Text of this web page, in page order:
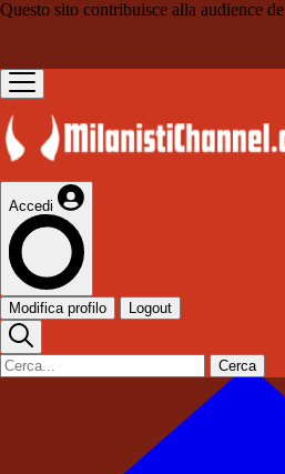
Questo sito contribuisce alla audience de
Accedi
Modifica profilo Logout
Cerca